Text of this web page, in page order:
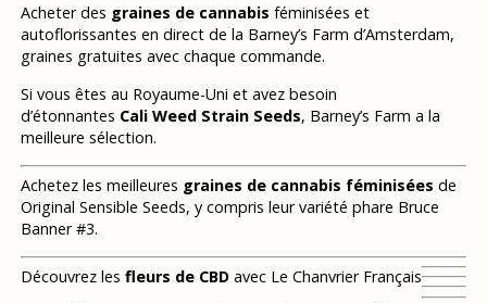
Acheter des graines de cannabis féminisées et
autoflorissantes en direct de la Barney’s Farm d’Amsterdam,
graines gratuites avec chaque commande.
Si vous êtes au Royaume-Uni et avez besoin
d’étonnantes Cali Weed Strain Seeds, Barney’s Farm a la
meilleure sélection.
Achetez les meilleures graines de cannabis féminisées de
Original Sensible Seeds, y compris leur variété phare Bruce
Banner #3.
Découvrez les fleurs de CBDavec Le Chanvrier Français